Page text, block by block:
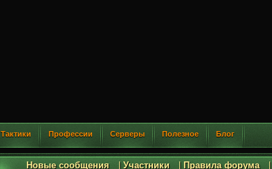
Тактики Профессии Серверы Полезное Блог
Новые сообщения| Участники| Правила форума|